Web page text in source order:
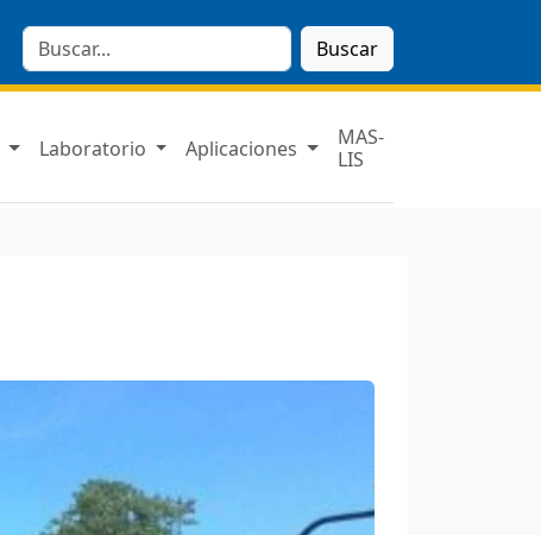
Buscar
Laboratorio Aplicaciones
MAS-
LIS